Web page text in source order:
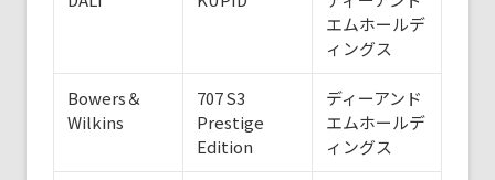
エムホールデ
ィングス
Bowers＆
Wilkins
707 S3
Prestige
Edition
ディーアンド
エムホールデ
ィングス